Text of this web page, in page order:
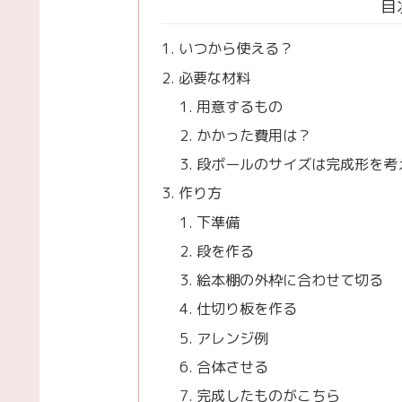
目
いつから使える？
必要な材料
用意するもの
かかった費用は？
段ボールのサイズは完成形を
作り方
下準備
段を作る
絵本棚の外枠に合わせて切る
仕切り板を作る
アレンジ例
合体させる
完成したものがこちら